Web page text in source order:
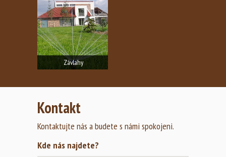
Závlahy
a s…
Zobrazit fotogalerii
Kontakt
Kontaktujte nás a budete s námi spokojeni.
Kde nás najdete?